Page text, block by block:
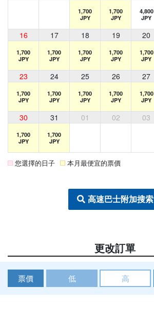
1,700
JPY
1,700
JPY
4,800
JPY
16 17 18 19 20
1,700
JPY
1,700
JPY
1,700
JPY
1,700
JPY
1,700
JPY
23 24 25 26 27
1,700
JPY
1,700
JPY
1,700
JPY
1,700
JPY
1,700
JPY
30 31 01 02 03
1,700
JPY
1,700
JPY
您選擇的日子 本月最便宜的票價
高速巴士附加搜索
更改訂單
票價 低 高